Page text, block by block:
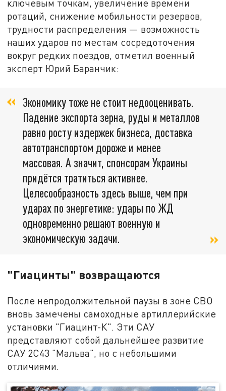
ключевым точкам, увеличение времени
ротаций, снижение мобильности резервов,
трудности распределения — возможность
наших ударов по местам сосредоточения
вокруг редких поездов, отметил военный
эксперт Юрий Баранчик:
Экономику тоже не стоит недооценивать.
Падение экспорта зерна, руды и металлов
равно росту издержек бизнеса, доставка
автотранспортом дороже и менее
массовая. А значит, спонсорам Украины
придётся тратиться активнее.
Целесообразность здесь выше, чем при
ударах по энергетике: удары по ЖД
одновременно решают военную и
экономическую задачи.
"Гиацинты" возвращаются
После непродолжительной паузы в зоне СВО
вновь замечены самоходные артиллерийские
установки "Гиацинт-К". Эти САУ
представляют собой дальнейшее развитие
САУ 2С43 "Мальва", но с небольшими
отличиями.